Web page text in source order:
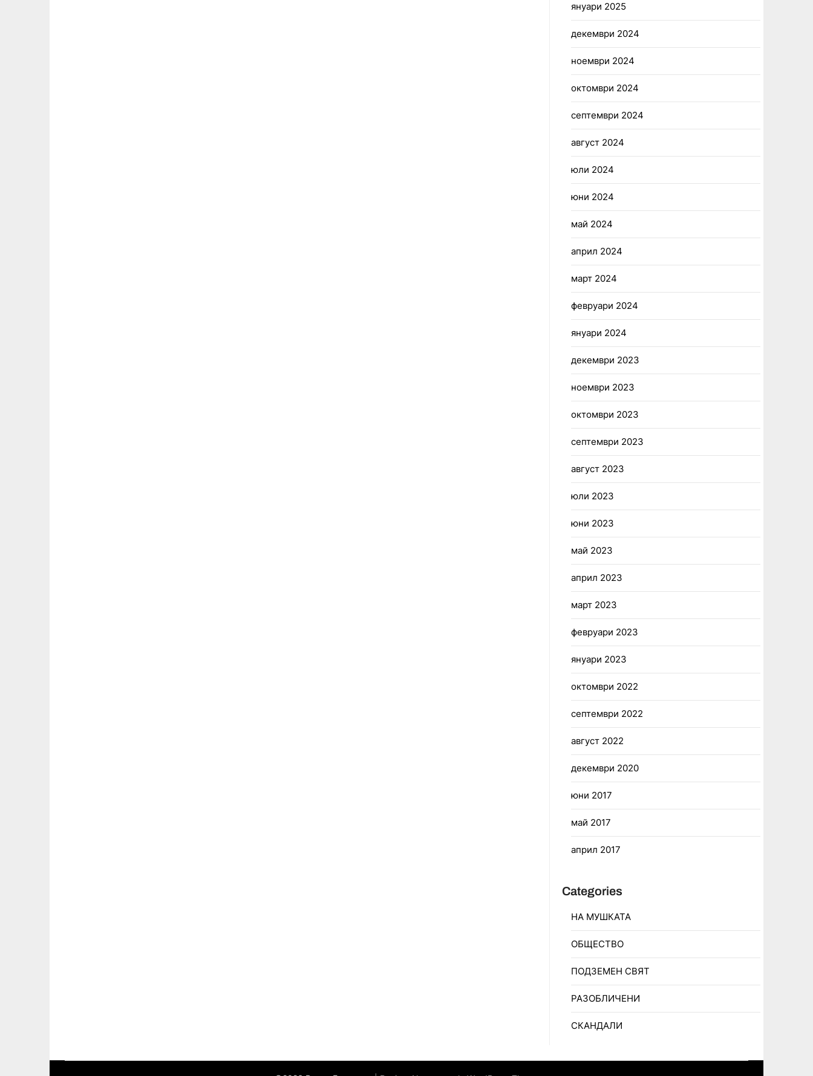
януари 2025
декември 2024
ноември 2024
октомври 2024
септември 2024
август 2024
юли 2024
юни 2024
май 2024
април 2024
март 2024
февруари 2024
януари 2024
декември 2023
ноември 2023
октомври 2023
септември 2023
август 2023
юли 2023
юни 2023
май 2023
април 2023
март 2023
февруари 2023
януари 2023
октомври 2022
септември 2022
август 2022
декември 2020
юни 2017
май 2017
април 2017
Categories
НА МУШКАТА
ОБЩЕСТВО
ПОДЗЕМЕН СВЯТ
РАЗОБЛИЧЕНИ
СКАНДАЛИ